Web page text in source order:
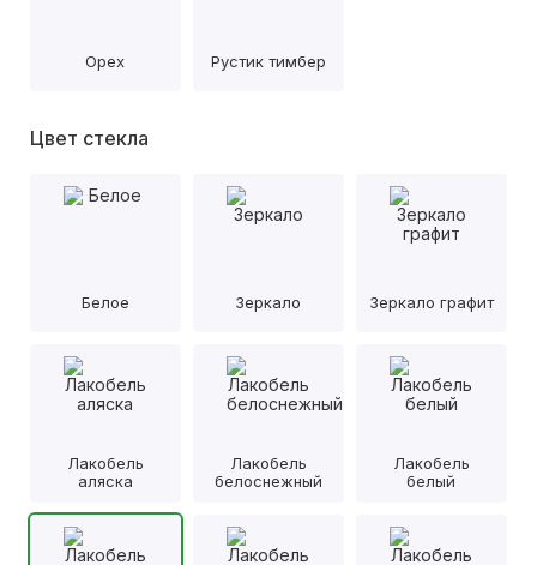
Орех Рустик тимбер
Цвет стекла
Белое Зеркало Зеркало графит
Лакобель
аляска
Лакобель
белоснежный
Лакобель
белый